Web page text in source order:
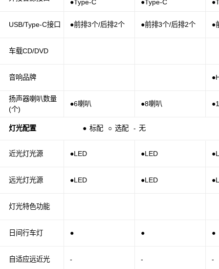
USB/Type-C接口
车载CD/DVD
音响品牌
扬声器喇叭数量
(个)
灯光配置 ● 标配 ○ 选配 - 无
近光灯光源
远光灯光源
灯光特色功能
日间行车灯
自适应远近光
●Type-C
●Type-C
●前排3个/后排2个 ●前排3个/后排2个 ●
●6喇叭 ●8喇叭
●LED ●LED
●LED ●LED
● ● ●
- - -